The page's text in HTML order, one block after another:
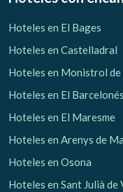
Hoteles en El Bages
Hoteles en Castelladral
Hoteles en Monistrol de
Hoteles en El Barcelonés
Hoteles en El Maresme
Hoteles en Arenys de
Hoteles en Osona
Hoteles en Sant Julià